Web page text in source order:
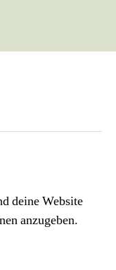
deine Website
anzugeben.